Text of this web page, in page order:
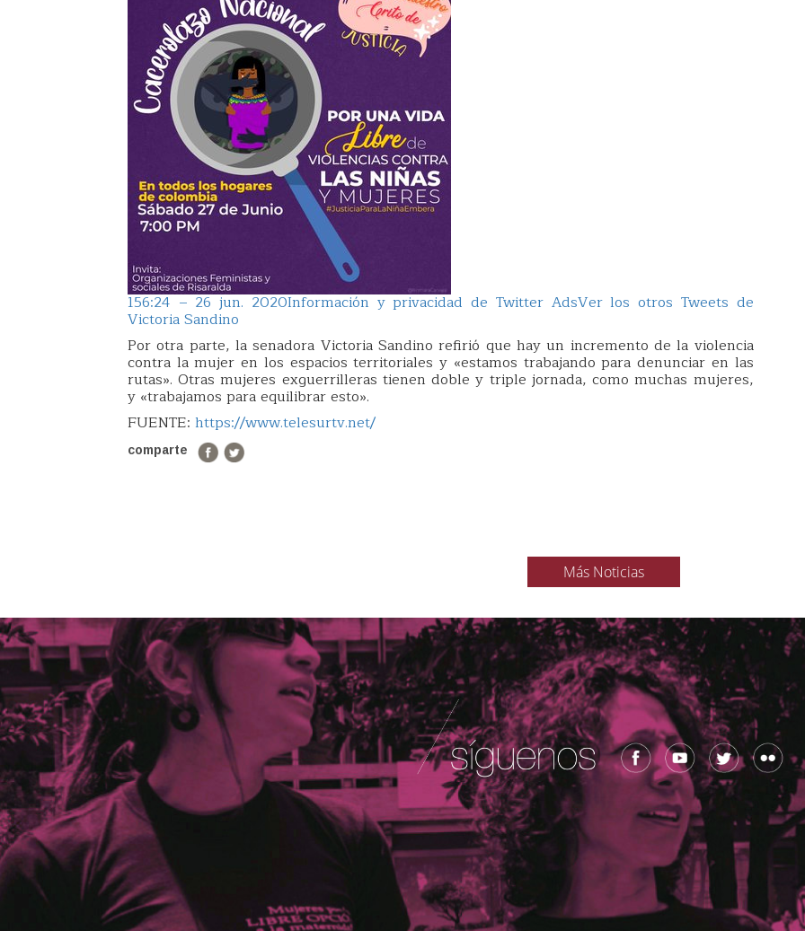
156:24 – 26 jun. 2020Información y privacidad de Twitter AdsVer los otros Tweets de
Victoria Sandino
Por otra parte, la senadora Victoria Sandino refirió que hay un incremento de la violencia
contra la mujer en los espacios territoriales y «estamos trabajando para denunciar en las
rutas». Otras mujeres exguerrilleras tienen doble y triple jornada, como muchas mujeres,
y «trabajamos para equilibrar esto».
FUENTE: https://www.telesurtv.net/
comparte
Más Noticias